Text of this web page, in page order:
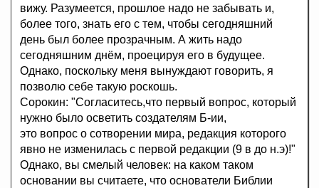
вижу. Разумеется, прошлое надо не забывать и,
более того, знать его с тем, чтобы сегодняшний
день был более прозрачным. А жить надо
сегодняшним днём, проецируя его в будущее.
Однако, поскольку меня вынуждают говорить, я
позволю себе такую роскошь.
Сорокин: "Согласитесь,что первый вопрос, который
нужно было осветить создателям Б-ии,
это вопрос о сотворении мира, редакция которого
явно не изменилась с первой редакции (9 в до н.э)!"
Однако, вы смелый человек: на каком таком
основании вы считаете, что основатели Библии